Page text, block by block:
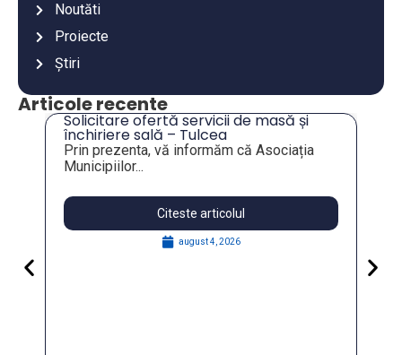
Noutăti
Proiecte
Știri
Articole recente
Solicitare ofertă servicii de masă și
închiriere sală – Tulcea
Prin prezenta, vă informăm că Asociația
Municipiilor...
Citeste articolul
august 4, 2026